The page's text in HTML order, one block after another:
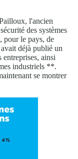
l'ancien
des systèmes
pour le pays, de
déjà publié un
ainsi
industriels **.
se montrer